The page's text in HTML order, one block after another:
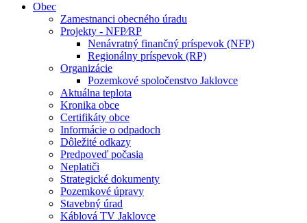
Obec
Zamestnanci obecného úradu
Projekty - NFP⁄RP
Nenávratný finančný príspevok (NFP)
Regionálny príspevok (RP)
Organizácie
Pozemkové spoločenstvo Jaklovce
Aktuálna teplota
Kronika obce
Certifikáty obce
Informácie o odpadoch
Dôležité odkazy
Predpoveď počasia
Neplatiči
Strategické dokumenty
Pozemkové úpravy
Stavebný úrad
Káblová TV Jaklovce